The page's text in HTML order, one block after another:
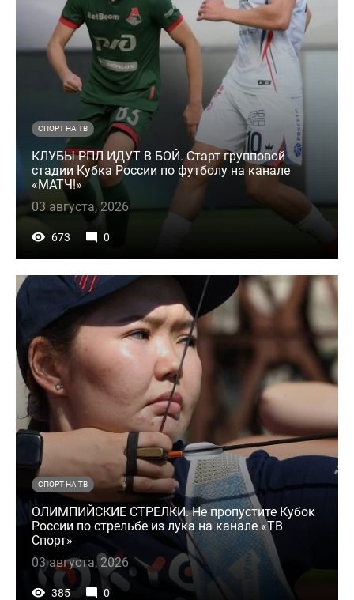
СПОРТ НА ТВ
КЛУБЫ РПЛ ИДУТ В БОЙ. Старт групповой
стадии Кубка России по футболу на канале
«МАТЧ!»
03 августа, 2026
673 0
СПОРТ НА ТВ
ОЛИМПИЙСКИЕ СТРЕЛКИ. Не пропустите Кубок
России по стрельбе из лука на канале «ТВ
Спорт»
03 августа, 2026
385 0